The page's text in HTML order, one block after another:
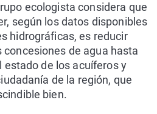
ecologista considera que
según los datos disponibles
hidrográficas, es reducir
concesiones de agua hasta
estado de los acuíferos y
de la región, que
bien.